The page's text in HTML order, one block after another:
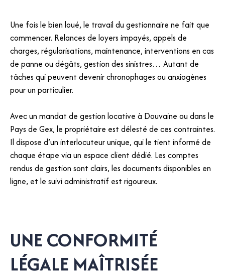
Une fois le bien loué, le travail du gestionnaire ne fait que
commencer. Relances de loyers impayés, appels de
charges, régularisations, maintenance, interventions en cas
de panne ou dégâts, gestion des sinistres… Autant de
tâches qui peuvent devenir chronophages ou anxiogènes
pour un particulier.
Avec un mandat de gestion locative à Douvaine ou dans le
Pays de Gex, le propriétaire est délesté de ces contraintes.
Il dispose d’un interlocuteur unique, qui le tient informé de
chaque étape via un espace client dédié. Les comptes
rendus de gestion sont clairs, les documents disponibles en
ligne, et le suivi administratif est rigoureux.
UNE CONFORMITÉ
LÉGALE MAÎTRISÉE